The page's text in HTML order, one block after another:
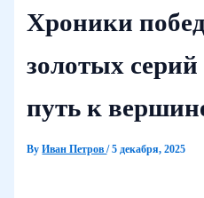
Хроники
золотых
путь к
ByИван Петров/5 декабря, 2025